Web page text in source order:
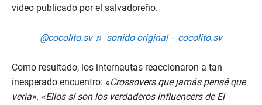
video publicado por el salvadoreño.
@cocolito.sv ♬ sonido original – cocolito.sv
Como resultado, los internautas reaccionaron a tan
inesperado encuentro: «Crossovers que jamás pensé que
vería». «Ellos sí son los verdaderos influencers de El